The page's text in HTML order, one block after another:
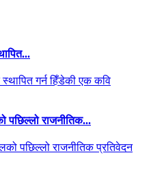
पछिल्लो राजनीतिक...